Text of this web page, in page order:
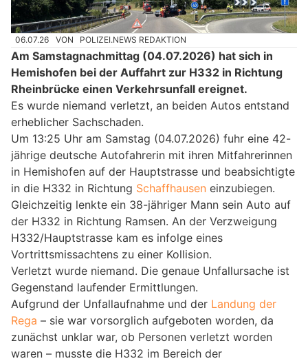
06.07.26 VON POLIZEI.NEWS REDAKTION
Am Samstagnachmittag (04.07.2026) hat sich in
Hemishofen bei der Auffahrt zur H332 in Richtung
Rheinbrücke einen Verkehrsunfall ereignet.
Es wurde niemand verletzt, an beiden Autos entstand
erheblicher Sachschaden.
Um 13:25 Uhr am Samstag (04.07.2026) fuhr eine 42-
jährige deutsche Autofahrerin mit ihren Mitfahrerinnen
in Hemishofen auf der Hauptstrasse und beabsichtigte
in die H332 in Richtung Schaffhausen einzubiegen.
Gleichzeitig lenkte ein 38-jähriger Mann sein Auto auf
der H332 in Richtung Ramsen. An der Verzweigung
H332/Hauptstrasse kam es infolge eines
Vortrittsmissachtens zu einer Kollision.
Verletzt wurde niemand. Die genaue Unfallursache ist
Gegenstand laufender Ermittlungen.
Aufgrund der Unfallaufnahme und der Landung der
Rega – sie war vorsorglich aufgeboten worden, da
zunächst unklar war, ob Personen verletzt worden
waren – musste die H332 im Bereich der